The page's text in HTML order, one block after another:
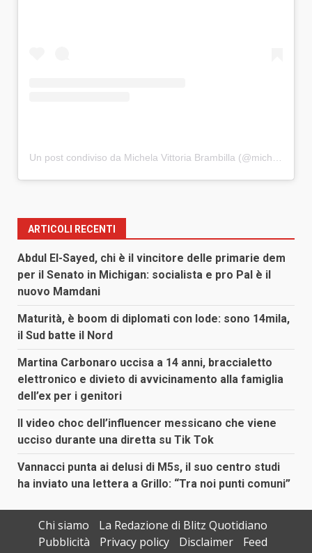
Un post condiviso da Michela Vittoria Brambilla (@michelavittoriabrambilla)
ARTICOLI RECENTI
Abdul El-Sayed, chi è il vincitore delle primarie dem
per il Senato in Michigan: socialista e pro Pal è il
nuovo Mamdani
Maturità, è boom di diplomati con lode: sono 14mila,
il Sud batte il Nord
Martina Carbonaro uccisa a 14 anni, braccialetto
elettronico e divieto di avvicinamento alla famiglia
dell’ex per i genitori
Il video choc dell’influencer messicano che viene
ucciso durante una diretta su Tik Tok
Vannacci punta ai delusi di M5s, il suo centro studi
ha inviato una lettera a Grillo: “Tra noi punti comuni”
Chi siamo
La Redazione di Blitz Quotidiano
Pubblicità
Privacy policy Disclaimer Feed